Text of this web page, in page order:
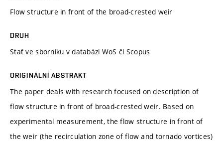
Flow structure in front of the broad-crested weir
DRUH
Stať ve sborníku v databázi WoS či Scopus
ORIGINÁLNÍ ABSTRAKT
The paper deals with research focused on description of
flow structure in front of broad-crested weir. Based on
experimental measurement, the flow structure in front of
the weir (the recirculation zone of flow and tornado vortices)